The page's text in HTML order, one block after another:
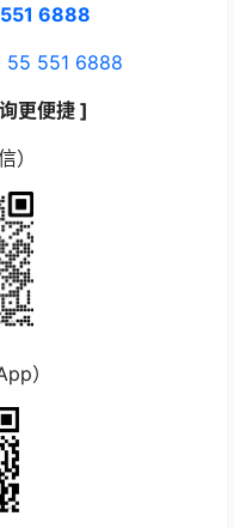
6888
55 551 6888
更便捷 ]
）
）